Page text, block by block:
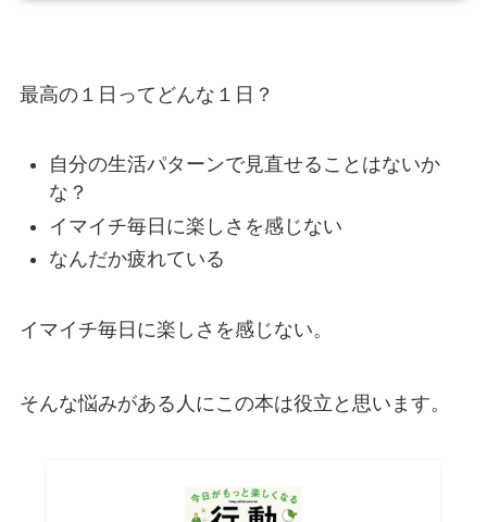
最高の１日ってどんな１日？
自分の生活パターンで見直せることはないか
な？
イマイチ毎日に楽しさを感じない
なんだか疲れている
イマイチ毎日に楽しさを感じない。
そんな悩みがある人にこの本は役立と思います。